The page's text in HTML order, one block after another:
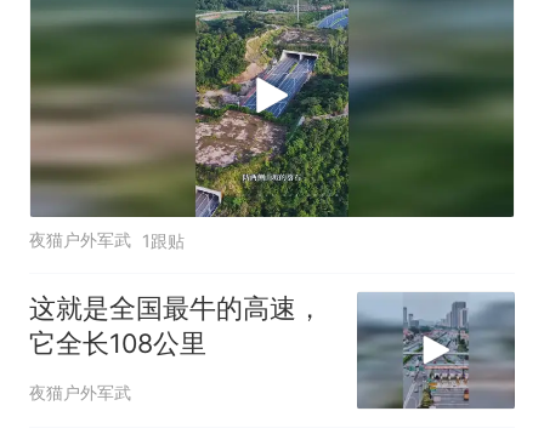
夜猫户外军武 1跟贴
这就是全国最牛的高速，
它全长108公里
夜猫户外军武